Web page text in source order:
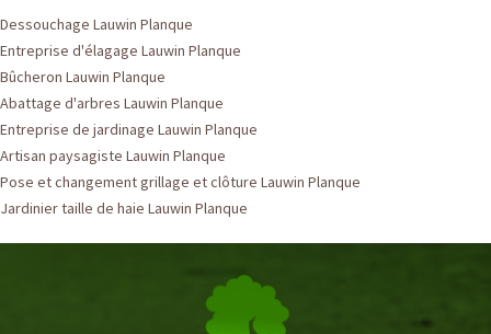
Dessouchage Lauwin Planque
Entreprise d'élagage Lauwin Planque
Bûcheron Lauwin Planque
Abattage d'arbres Lauwin Planque
Entreprise de jardinage Lauwin Planque
Artisan paysagiste Lauwin Planque
Pose et changement grillage et clôture Lauwin Planque
Jardinier taille de haie Lauwin Planque